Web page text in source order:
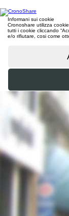
Informani sui cookie
Cronoshare utilizza
tutti i cookie cliccando
e/o rifiutare, cosi come